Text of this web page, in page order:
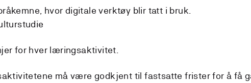
hvor digitale verktøy blir tatt i bruk.
for hver læringsaktivitet.
må være godkjent til fastsatte frister for å få